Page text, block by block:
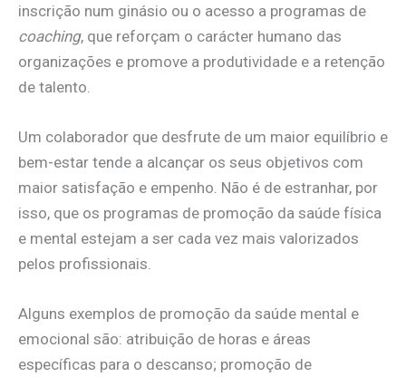
inscrição num ginásio ou o acesso a programas de
coaching, que reforçam o carácter humano das
organizações e promove a produtividade e a retenção
de talento.
Um colaborador que desfrute de um maior equilíbrio e
bem-estar tende a alcançar os seus objetivos com
maior satisfação e empenho. Não é de estranhar, por
isso, que os programas de promoção da saúde física
e mental estejam a ser cada vez mais valorizados
pelos profissionais.
Alguns exemplos de promoção da saúde mental e
emocional são: atribuição de horas e áreas
específicas para o descanso; promoção de